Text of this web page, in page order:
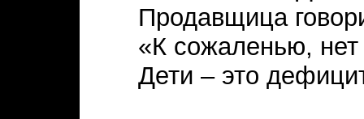
Продавщица
«К сожаленью,
Дети – это